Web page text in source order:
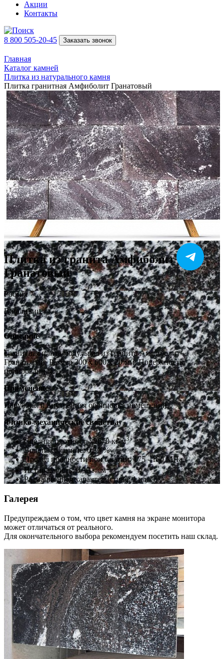
Акции
Контакты
8 800 505-20-45 Заказать звонок
Главная
Каталог камней
Плитка из натурального камня
Плитка гранитная Амфиболит Гранатовый
Плитка из гранита Амфиболит
Гранатовый
Россия
В наличии
Описание
Гранитная плита модульная из гранита Амфиболит
Гранатовый. Размер 300 x 600 x 20 мм. Поверхность
полированная.
Применение
Наружная и внутренняя облицовка помещений.
Физико-механические свойства
Средняя плотность: 2670 кг/м3
Водопоглощение: 0,30 %
Предел прочности при сжатии: 175 - 180 МПа
Истираемость: 0,30 г/см2
Радиационная характеристика: 1 класс
Галерея
Предупреждаем о том, что цвет камня на экране монитора
может отличаться от реального.
Для окончательного выбора рекомендуем посетить наш склад.